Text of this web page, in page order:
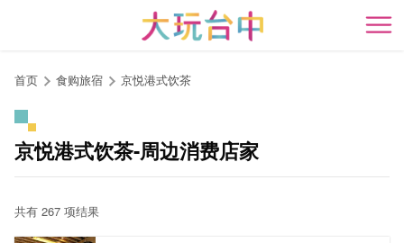
开
首页 食购旅宿 京悦港式饮茶
京悦港式饮茶-周边消费店家
共有 267 项结果